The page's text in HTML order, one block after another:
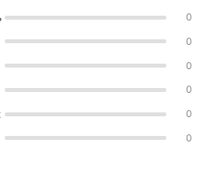
0
0
0
0
0
0